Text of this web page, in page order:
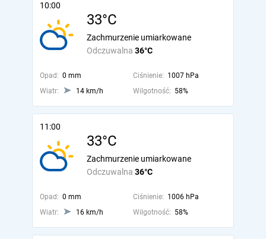
10:00
33°C
Odczuwalna 36°C
Zachmurzenie umiarkowane
Opad: 0 mm Ciśnienie: 1007 hPa
Wiatr:
14 km/h Wilgotność: 58%
11:00
33°C
Odczuwalna 36°C
Zachmurzenie umiarkowane
Opad: 0 mm Ciśnienie: 1006 hPa
Wiatr:
16 km/h Wilgotność: 58%